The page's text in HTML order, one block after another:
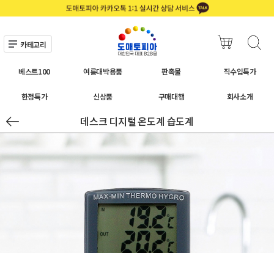
카테고리
베스트100 여름대박용품 판촉물 직수입특가
한정특가 신상품 구매대행 회사소개
데스크 디지털 온도계 습도계